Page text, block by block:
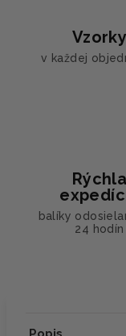
Vzorky
v každej
Rýchla
balíky
24 hodín